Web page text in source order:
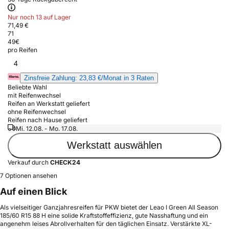
Nur noch 13 auf Lager
71,49 €
71
49€
pro Reifen
4
Zinsfreie Zahlung: 23,83 €/Monat in 3 Raten
Beliebte Wahl
mit Reifenwechsel
Reifen an Werkstatt geliefert
ohne Reifenwechsel
Reifen nach Hause geliefert
Mi. 12.08. - Mo. 17.08.
Werkstatt auswählen
Verkauf durch CHECK24
7 Optionen ansehen
Auf einen Blick
Als vielseitiger Ganzjahresreifen für PKW bietet der Leao I Green All Season
185/60 R15 88 H eine solide Kraftstoffeffizienz, gute Nasshaftung und ein
angenehm leises Abrollverhalten für den täglichen Einsatz. Verstärkte XL-